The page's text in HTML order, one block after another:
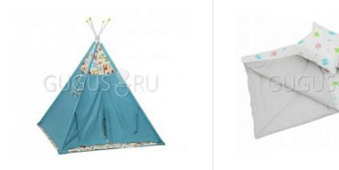
Купить в 1 клик
В избранное
По запросу
Купить в 1 клик
В избранное
ЦВЕТ